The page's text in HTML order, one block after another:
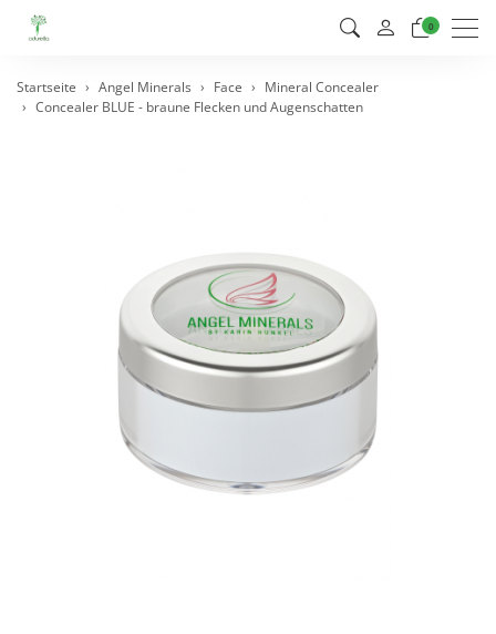
0
Startseite Angel Minerals Face
Mineral Concealer
Concealer BLUE - braune Flecken und Augenschatten